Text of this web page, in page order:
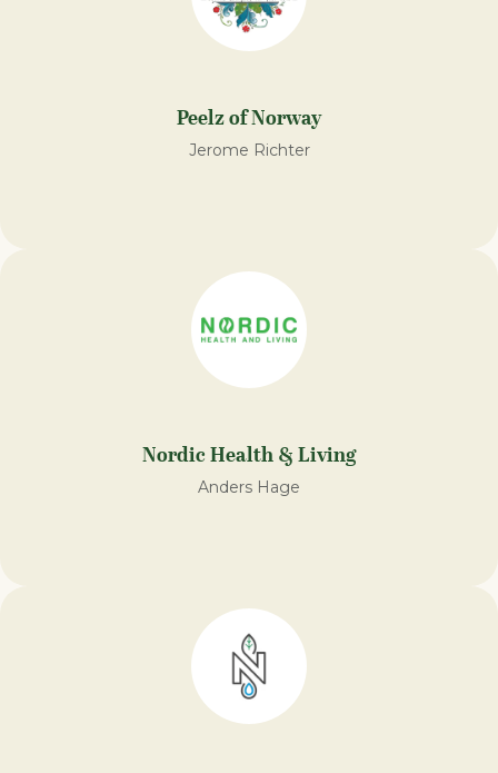
Peelz of Norway
Jerome Richter
Nordic Health & Living
Anders Hage